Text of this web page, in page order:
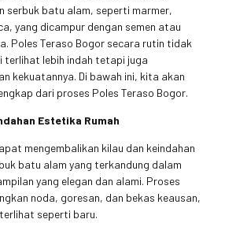
serbuk batu alam, seperti marmer,
yang dicampur dengan semen atau
Poles Teraso Bogor secara rutin tidak
terlihat lebih indah tetapi juga
kekuatannya. Di bawah ini, kita akan
dari proses Poles Teraso Bogor.
Estetika Rumah
mengembalikan kilau dan keindahan
batu alam yang terkandung dalam
yang elegan dan alami. Proses
noda, goresan, dan bekas keausan,
seperti baru.